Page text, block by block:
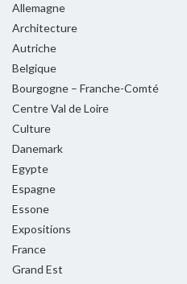
Allemagne
Architecture
Autriche
Belgique
Bourgogne – Franche-Comté
Centre Val de Loire
Culture
Danemark
Egypte
Espagne
Essone
Expositions
France
Grand Est